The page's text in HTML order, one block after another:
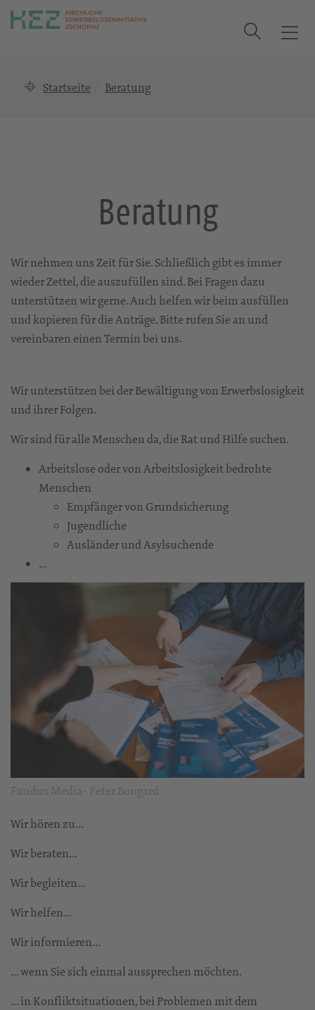
T
Suche
Startseite Beratung
Beratung
Wir nehmen uns Zeit für Sie. Schließlich gibt es immer
wieder Zettel, die auszufüllen sind. Bei Fragen dazu
unterstützen wir gerne. Auch helfen wir beim ausfüllen
und kopieren für die Anträge. Bitte rufen Sie an und
vereinbaren einen Termin bei uns.
Wir unterstützen bei der Bewältigung von Erwerbslosigkeit
und ihrer Folgen.
Wir sind für alle Menschen da, die Rat und Hilfe suchen.
Arbeitslose oder von Arbeitslosigkeit bedrohte
Menschen
Empfänger von Grundsicherung
Jugendliche
Ausländer und Asylsuchende
…
Wir hören zu…
Wir beraten…
Wir begleiten…
Wir helfen…
Wir informieren…
… wenn Sie sich einmal aussprechen möchten.
… in Konfliktsituationen, bei Problemen mit dem